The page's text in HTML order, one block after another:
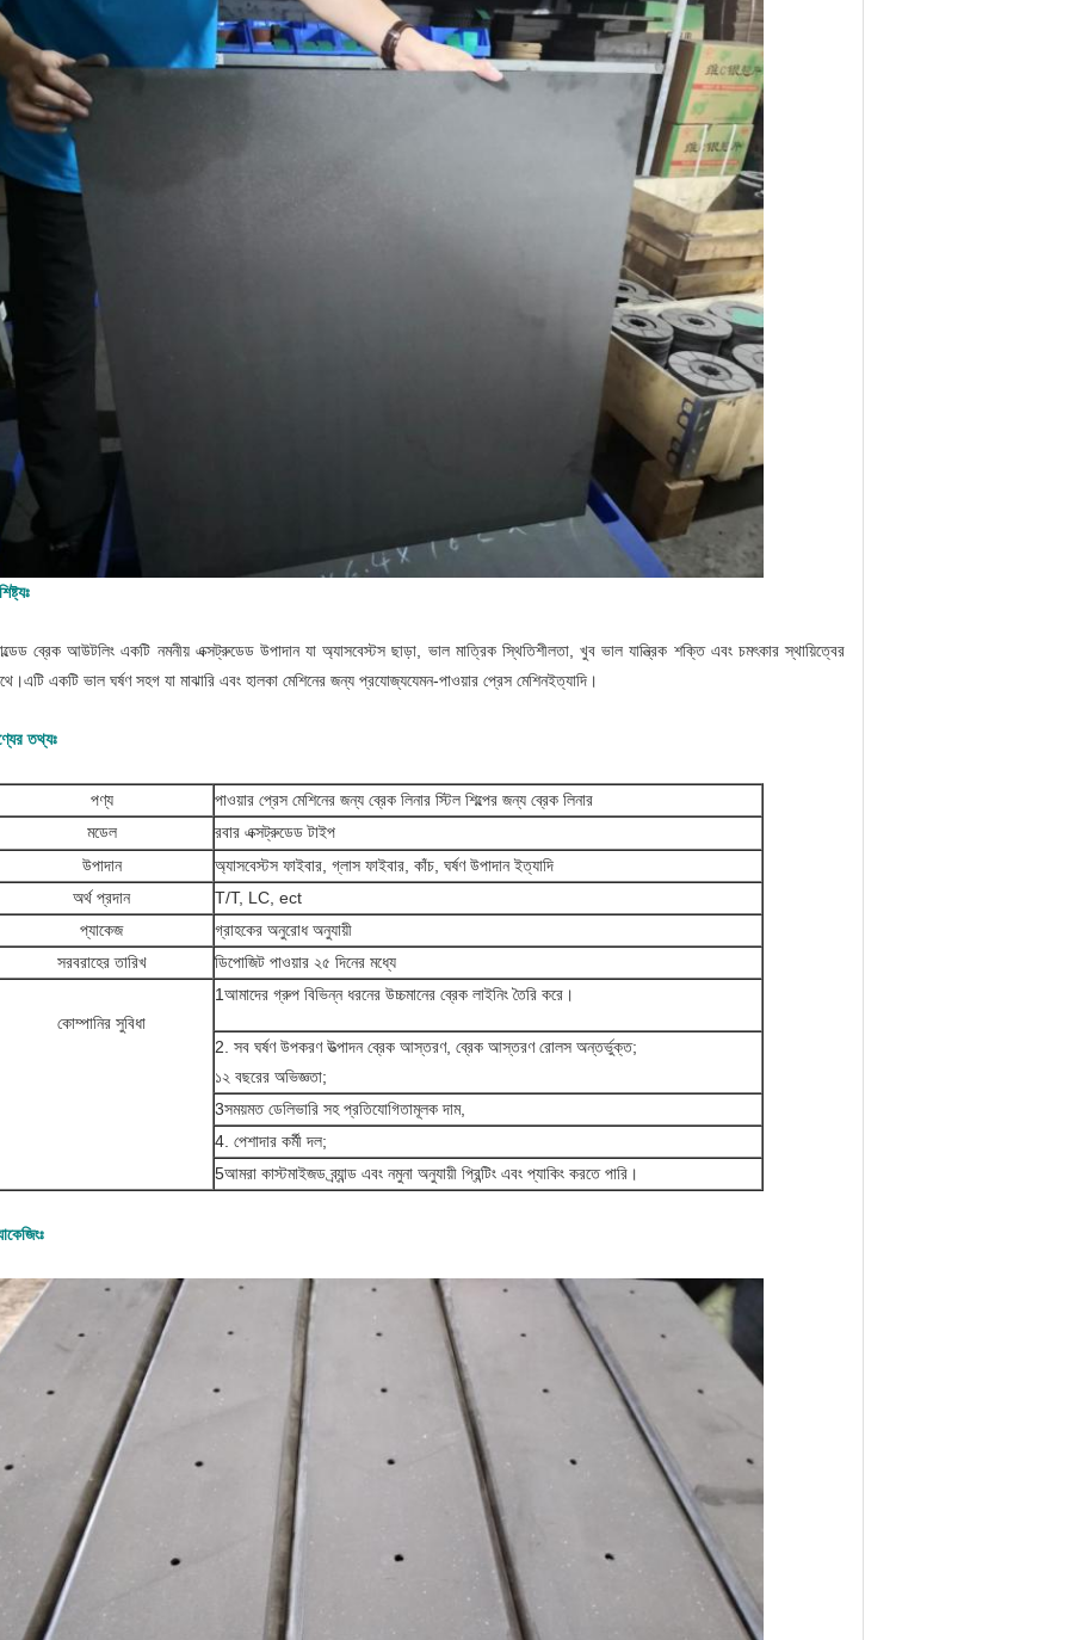
ব্রেক আউটলিং একটি নমনীয় এক্সট্রুডেড উপাদান যা অ্যাসবেস্টস ছাড়া, ভাল মাত্রিক স্থিতিশীলতা, খুব ভাল যান্ত্রিক শক্তি এবং চমৎকার স্থায়িত্বের
একটি ভাল ঘর্ষণ সহগ যা মাঝারি এবং হালকা মেশিনের জন্য প্রযোজ্যযেমন-পাওয়ার প্রেস মেশিনইত্যাদি।
তথ্যঃ
পণ্য
পাওয়ার প্রেস মেশিনের জন্য ব্রেক লিনার স্টিল শিল্পের জন্য ব্রেক লিনার
মডেল
রবার এক্সট্রুডেড টাইপ
উপাদান
অ্যাসবেস্টস ফাইবার, গ্লাস ফাইবার, কাঁচ, ঘর্ষণ উপাদান ইত্যাদি
অর্থ প্রদান
T/T, LC, ect
প্যাকেজ
গ্রাহকের অনুরোধ অনুযায়ী
সরবরাহের তারিখ
ডিপোজিট পাওয়ার ২৫ দিনের মধ্যে
কোম্পানির সুবিধা
1আমাদের গ্রুপ বিভিন্ন ধরনের উচ্চমানের ব্রেক লাইনিং তৈরি করে।
2. সব ঘর্ষণ উপকরণ উত্পাদন ব্রেক আস্তরণ, ব্রেক আস্তরণ রোলস অন্তর্ভুক্ত;
১২ বছরের অভিজ্ঞতা;
3সময়মত ডেলিভারি সহ প্রতিযোগিতামূলক দাম,
4. পেশাদার কর্মী দল;
5আমরা কাস্টমাইজড ব্র্যান্ড এবং নমুনা অনুযায়ী প্রিন্টিং এবং প্যাকিং করতে পারি।